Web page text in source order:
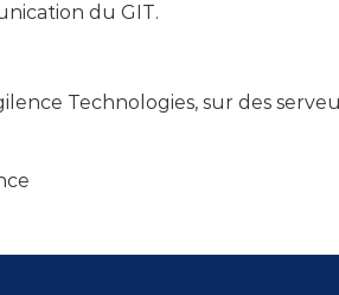
du GIT.
Technologies, sur des